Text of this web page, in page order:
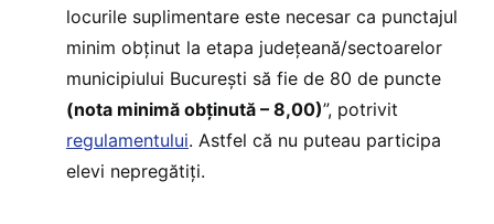
locurile suplimentare este necesar ca punctajul
minim obținut la etapa județeană/sectoarelor
municipiului București să fie de 80 de puncte
(nota minimă obținută – 8,00)”, potrivit
regulamentului. Astfel că nu puteau participa
elevi nepregătiți.